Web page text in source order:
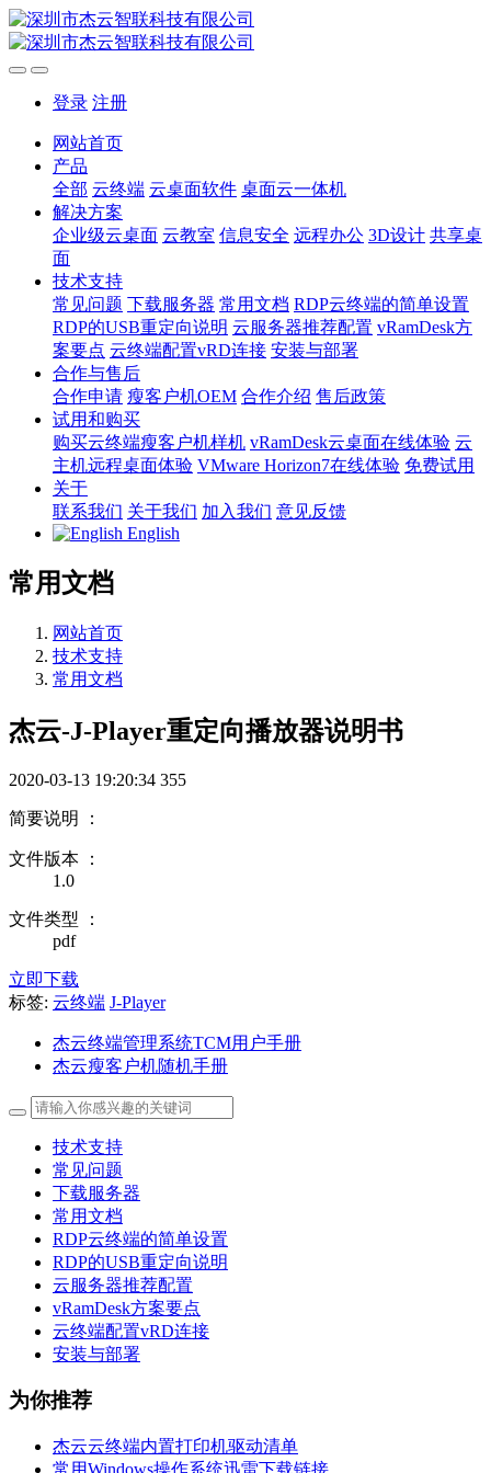
登录 注册
网站首页
产品
全部 云终端 云桌面软件 桌面云一体机
解决方案
企业级云桌面 云教室 信息安全 远程办公 3D设计 共享桌
面
技术支持
常见问题 下载服务器 常用文档 RDP云终端的简单设置
RDP的USB重定向说明 云服务器推荐配置 vRamDesk方
案要点 云终端配置vRD连接 安装与部署
合作与售后
合作申请 瘦客户机OEM 合作介绍 售后政策
试用和购买
购买云终端瘦客户机样机 vRamDesk云桌面在线体验 云
主机远程桌面体验 VMware Horizon7在线体验 免费试用
关于
联系我们 关于我们 加入我们 意见反馈
English
常用文档
网站首页
技术支持
常用文档
杰云-J-Player重定向播放器说明书
2020-03-13 19:20:34 355
简要说明 ：
文件版本 ：
1.0
文件类型 ：
pdf
立即下载
标签: 云终端 J-Player
杰云终端管理系统TCM用户手册
杰云瘦客户机随机手册
技术支持
常见问题
下载服务器
常用文档
RDP云终端的简单设置
RDP的USB重定向说明
云服务器推荐配置
vRamDesk方案要点
云终端配置vRD连接
安装与部署
为你推荐
杰云云终端内置打印机驱动清单
常用Windows操作系统迅雷下载链接